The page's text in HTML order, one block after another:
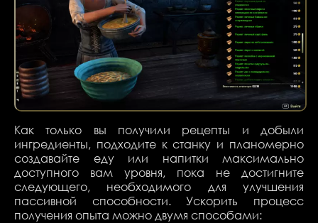
Как только вы получили рецепты и добыли
ингредиенты, подходите к станку и планомерно
создавайте еду или напитки максимально
доступного вам уровня, пока не достигните
следующего, необходимого для улучшения
пассивной способности. Ускорить процесс
получения опыта можно двумя способами: